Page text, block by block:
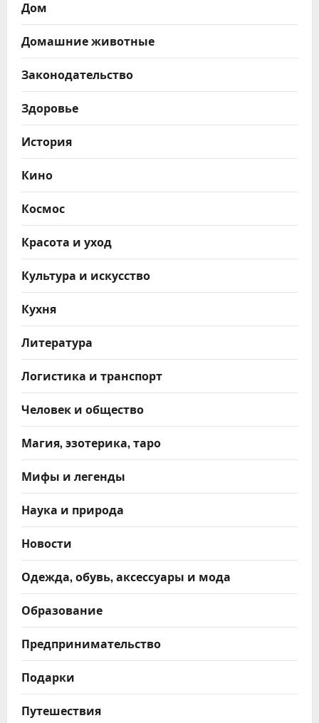
Дом
Домашние животные
Законодательство
Здоровье
История
Кино
Космос
Красота и уход
Культура и искусство
Кухня
Литература
Логистика и транспорт
Человек и общество
Магия, эзотерика, таро
Мифы и легенды
Наука и природа
Новости
Одежда, обувь, аксессуары и мода
Образование
Предпринимательство
Подарки
Путешествия